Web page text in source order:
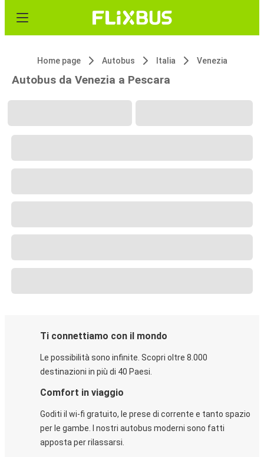
Home page Autobus Italia Venezia
Autobus da Venezia a Pescara
Ti connettiamo con il mondo
Le possibilità sono infinite. Scopri oltre 8.000
destinazioni in più di 40 Paesi.
Comfort in viaggio
Goditi il wi-fi gratuito, le prese di corrente e tanto spazio
per le gambe. I nostri autobus moderni sono fatti
apposta per rilassarsi.